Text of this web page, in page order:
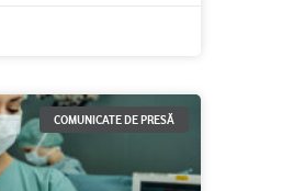
COMUNICATE DE PRESĂ